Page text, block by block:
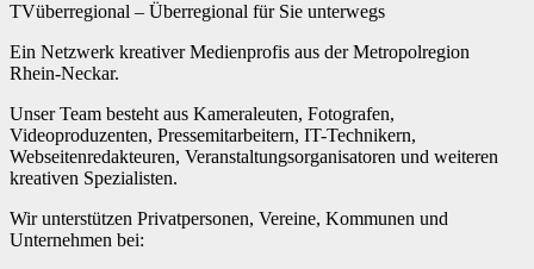
TVüberregional – Überregional für Sie unterwegs
Ein Netzwerk kreativer Medienprofis aus der Metropolregion
Rhein-Neckar.
Unser Team besteht aus Kameraleuten, Fotografen,
Videoproduzenten, Pressemitarbeitern, IT-Technikern,
Webseitenredakteuren, Veranstaltungsorganisatoren und weiteren
kreativen Spezialisten.
Wir unterstützen Privatpersonen, Vereine, Kommunen und
Unternehmen bei: